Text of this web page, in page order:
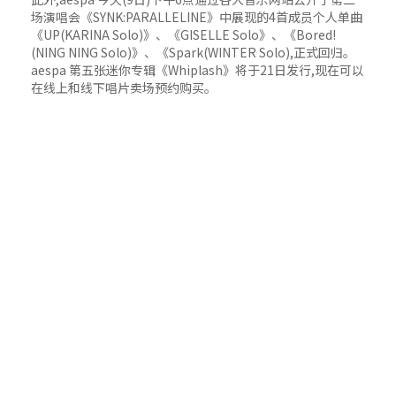
场演唱会《SYNK:PARALLELINE》中展现的4首成员个人单曲
《UP(KARINA Solo)》、《GISELLE Solo》、《Bored!
(NING NING Solo)》、《Spark(WINTER Solo),正式回归。
aespa 第五张迷你专辑《Whiplash》将于21日发行,现在可以
在线上和线下唱片卖场预约购买。